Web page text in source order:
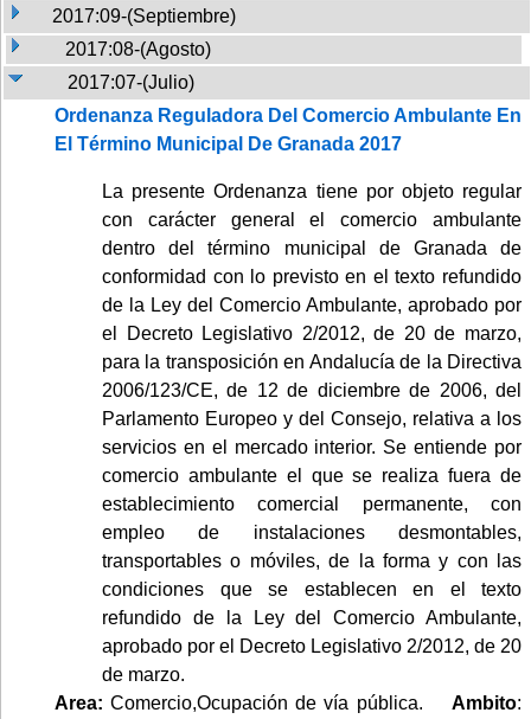
2017:09-(Septiembre)
2017:08-(Agosto)
2017:07-(Julio)
Ordenanza Reguladora Del Comercio Ambulante En
El Término Municipal De Granada 2017
La presente Ordenanza tiene por objeto regular
con carácter general el comercio ambulante
dentro del término municipal de Granada de
conformidad con lo previsto en el texto refundido
de la Ley del Comercio Ambulante, aprobado por
el Decreto Legislativo 2/2012, de 20 de marzo,
para la transposición en Andalucía de la Directiva
2006/123/CE, de 12 de diciembre de 2006, del
Parlamento Europeo y del Consejo, relativa a los
servicios en el mercado interior. Se entiende por
comercio ambulante el que se realiza fuera de
establecimiento comercial permanente, con
empleo de instalaciones desmontables,
transportables o móviles, de la forma y con las
condiciones que se establecen en el texto
refundido de la Ley del Comercio Ambulante,
aprobado por el Decreto Legislativo 2/2012, de 20
de marzo.
Area: Comercio,Ocupación de vía pública. Ambito: